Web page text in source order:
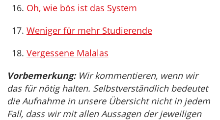
Oh, wie bös ist das System
Weniger für mehr Studierende
Vergessene Malalas
Vorbemerkung:Wir kommentieren, wenn wir
das für nötig halten. Selbstverständlich bedeutet
die Aufnahme in unsere Übersicht nicht in jedem
Fall, dass wir mit allen Aussagen der jeweiligen